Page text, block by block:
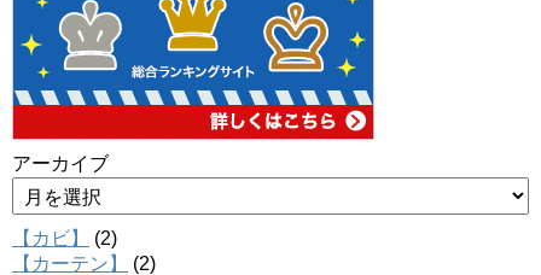
アーカイブ
【カビ】
(2)
【カーテン】
(2)